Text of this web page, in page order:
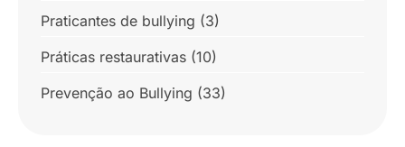
Praticantes de bullying (3)
Práticas restaurativas (10)
Prevenção ao Bullying (33)